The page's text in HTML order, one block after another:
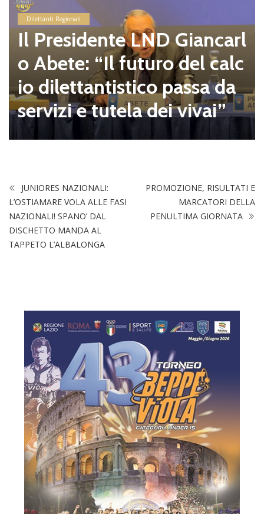
Dilettanti Regionali
Il Presidente LND Giancarl
o Abete: “Il futuro del calc
io dilettantistico passa da
servizi e tutela dei vivai”
JUNIORES NAZIONALI:
L’OSTIAMARE VOLA ALLE FASI
NAZIONALI! SPANO’ DAL
DISCHETTO MANDA AL
TAPPETO L’ALBALONGA
PROMOZIONE, RISULTATI E
MARCATORI DELLA
PENULTIMA GIORNATA